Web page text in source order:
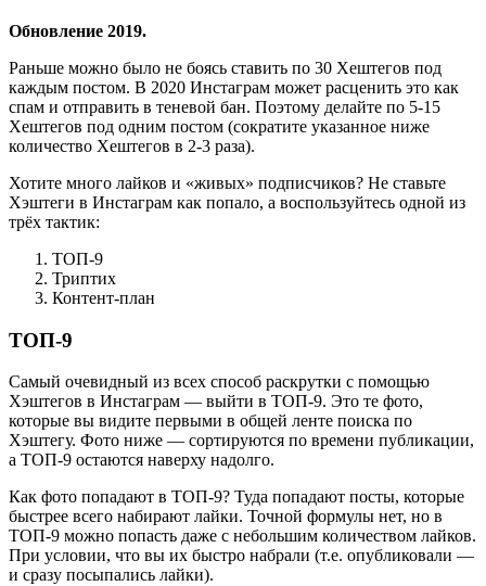
Обновление 2019.
Раньше можно было не боясь ставить по 30 Хештегов под
каждым постом. В 2020 Инстаграм может расценить это как
спам и отправить в теневой бан. Поэтому делайте по 5-15
Хештегов под одним постом (сократите указанное ниже
количество Хештегов в 2-3 раза).
Хотите много лайков и «живых» подписчиков? Не ставьте
Хэштеги в Инстаграм как попало, а воспользуйтесь одной из
трёх тактик:
ТОП-9
Триптих
Контент-план
ТОП-9
Самый очевидный из всех способ раскрутки с помощью
Хэштегов в Инстаграм — выйти в ТОП-9. Это те фото,
которые вы видите первыми в общей ленте поиска по
Хэштегу. Фото ниже — сортируются по времени публикации,
а ТОП-9 остаются наверху надолго.
Как фото попадают в ТОП-9? Туда попадают посты, которые
быстрее всего набирают лайки. Точной формулы нет, но в
ТОП-9 можно попасть даже с небольшим количеством лайков.
При условии, что вы их быстро набрали (т.е. опубликовали —
и сразу посыпались лайки).